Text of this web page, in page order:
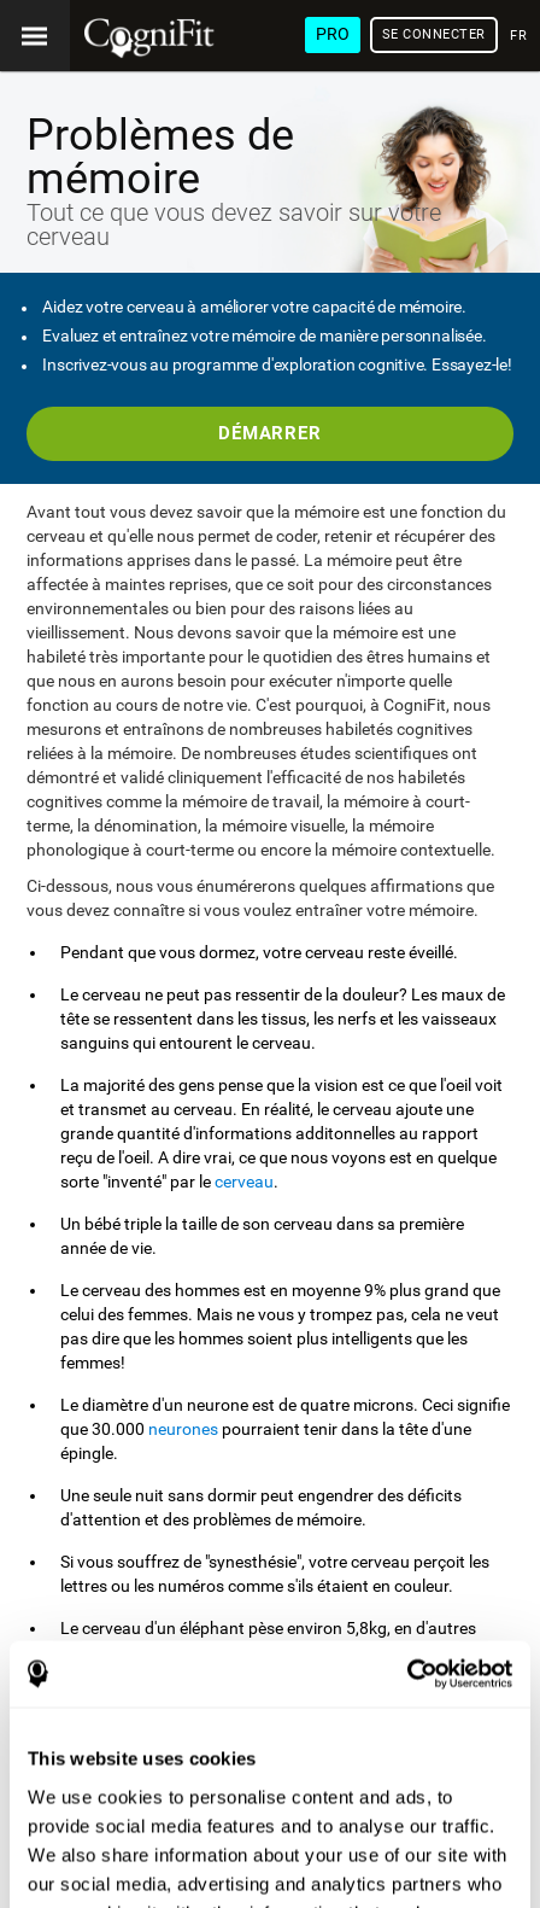
This website uses cookies
We use cookies to personalise content and ads, to
provide social media features and to analyse our traffic.
We also share information about your use of our site with
our social media, advertising and analytics partners who
PRO SE CONNECTER
Problèmes de
mémoire
Tout ce que vous devez savoir sur votre
cerveau
Aidez votre cerveau à améliorer votre capacité de mémoire.
Evaluez et entraînez votre mémoire de manière personnalisée.
Inscrivez-vous au programme d'exploration cognitive. Essayez-le!
DÉMARRER
Avant tout vous devez savoir que la mémoire est une fonction du
cerveau et qu'elle nous permet de coder, retenir et récupérer des
informations apprises dans le passé. La mémoire peut être
affectée à maintes reprises, que ce soit pour des circonstances
environnementales ou bien pour des raisons liées au
vieillissement. Nous devons savoir que la mémoire est une
habileté très importante pour le quotidien des êtres humains et
que nous en aurons besoin pour exécuter n'importe quelle
fonction au cours de notre vie. C'est pourquoi, à CogniFit, nous
mesurons et entraînons de nombreuses habiletés cognitives
reliées à la mémoire. De nombreuses études scientifiques ont
démontré et validé cliniquement l'efficacité de nos habiletés
cognitives comme la mémoire de travail, la mémoire à court-
terme, la dénomination, la mémoire visuelle, la mémoire
phonologique à court-terme ou encore la mémoire contextuelle.
Ci-dessous, nous vous énumérerons quelques affirmations que
vous devez connaître si vous voulez entraîner votre mémoire.
Pendant que vous dormez, votre cerveau reste éveillé.
Le cerveau ne peut pas ressentir de la douleur? Les maux de
tête se ressentent dans les tissus, les nerfs et les vaisseaux
sanguins qui entourent le cerveau.
La majorité des gens pense que la vision est ce que l'oeil voit
et transmet au cerveau. En réalité, le cerveau ajoute une
grande quantité d'informations additonnelles au rapport
reçu de l'oeil. A dire vrai, ce que nous voyons est en quelque
sorte "inventé" par lecerveau.
Un bébé triple la taille de son cerveau dans sa première
année de vie.
Le cerveau des hommes est en moyenne 9% plus grand que
celui des femmes. Mais ne vous y trompez pas, cela ne veut
pas dire que les hommes soient plus intelligents que les
femmes!
Le diamètre d'un neurone est de quatre microns. Ceci signifie
que 30.000 neurones pourraient tenir dans la tête d'une
épingle.
Une seule nuit sans dormir peut engendrer des déficits
d'attention et des problèmes de mémoire.
Si vous souffrez de "synesthésie", votre cerveau perçoit les
lettres ou les numéros comme s'ils étaient en couleur.
Le cerveau d'un éléphant pèse environ 5,8kg, en d'autres
Le cerveau d'Albert Einstein était probablement plus petit que
Références